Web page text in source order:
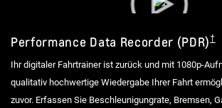
Performance Data Recorder (PDR)
Ihr digitaler Fahrtrainer ist zurück und mit 1080p-
qualitativ hochwertige Wiedergabe Ihrer Fahrt
zuvor. Erfassen Sie Beschleunigungrate, Bremsen,